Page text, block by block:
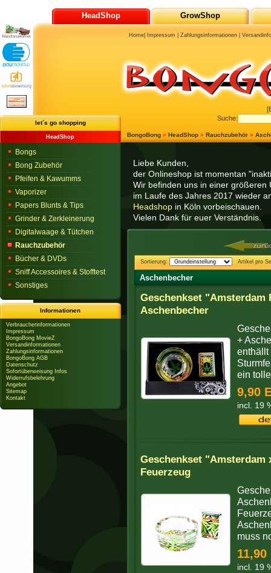
Liebe Kunden,
der Onlineshop ist momentan
Wir befinden uns in einer größeren
im Laufe des Jahres 2017 wieder
Headshop in Köln vorbeischauen.
Vielen Dank für euer Verständnis.
Sortierung: Artikel pro
Aschenbecher
Geschenkset "Amsterdam
Aschenbecher
+
enthällt
ein
9,90
incl. 19
Geschenkset "Amsterdam
Feuerzeug
muss
11,90
incl. 19
BongoBong » HeadShop » Rauchzubehör »
let´s go shopping
HeadShop
Bongs
Bong Zubehör
Pfeifen & Kawumms
Vaporizer
Papers Blunts & Tips
Grinder & Zerkleinerung
Digitalwaage & Tütchen
Rauchzubehör
Bücher & DVDs
Sniff Accessoires & Stofftest
Sonstiges
Informationen
Verbraucherinformationen
Impressum
BongoBong MovieZ
Versandinformationen
Zahlungsinformationen
BongoBong AGB
Datenschutz
Sofortüberweisung Infos
Widerrufsbelehrung
Angebot
Sitemap
Kontakt
HeadShop GrowShop
Suche:
Home Impressum |Zahlungsinformationen |